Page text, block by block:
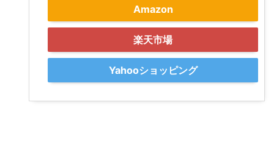
Amazon
楽天市場
Yahooショッピング